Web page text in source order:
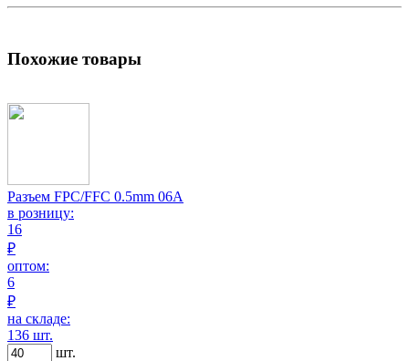
Похожие товары
Разъем FPC/FFC 0.5mm 06A
в розницу:
16
₽
оптом:
6
₽
на складе:
136 шт.
шт.